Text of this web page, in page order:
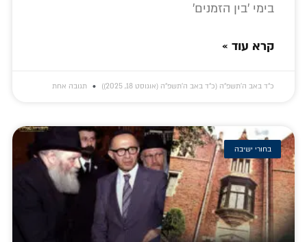
בימי 'בין הזמנים'
קרא עוד »
כ״ד באב ה׳תשפ״ה (כ״ד באב ה׳תשפ״ה (אוגוסט 18, 2025)) תגובה אחת
בחורי ישיבה